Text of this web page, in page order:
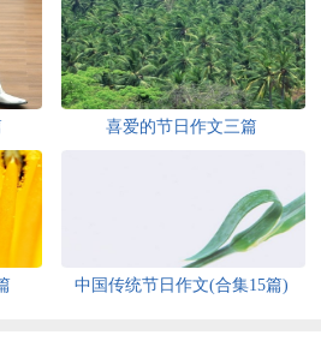
喜爱的节日作文三篇
中国传统节日作文(合集15篇)